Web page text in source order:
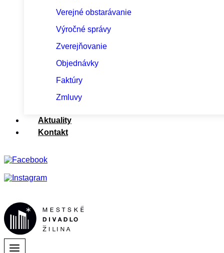
Verejné obstarávanie
Výročné správy
Zverejňovanie
Objednávky
Faktúry
Zmluvy
Aktuality
Kontakt